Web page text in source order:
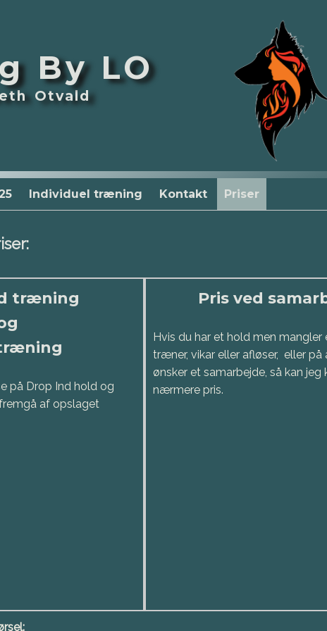
By LO
Otvald
Individuel træning Kontakt Priser
træning
på Drop Ind hold og
af opslaget
Pris ved
Hvis du har et hold men mangler
træner, vikar eller afløser, eller på
ønsker et samarbejde, så kan
nærmere pris.